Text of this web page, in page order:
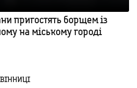
пригостять борщем із
на міському городі